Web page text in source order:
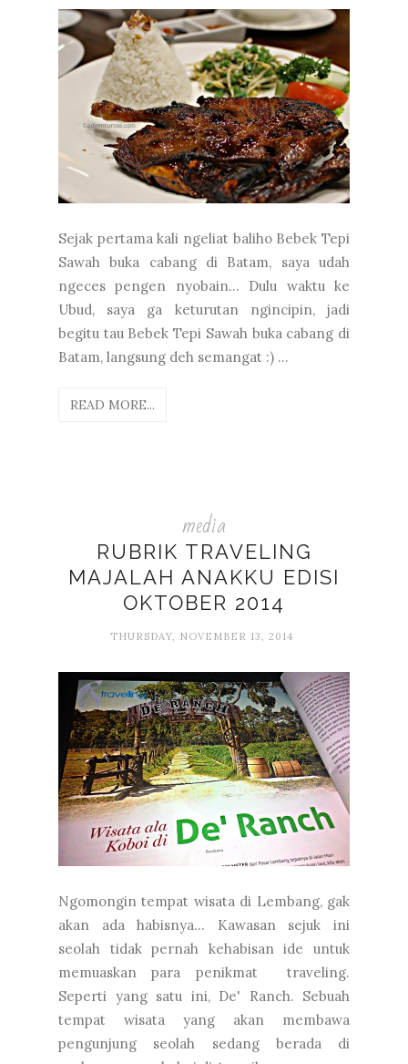
Sejak pertama kali ngeliat baliho Bebek Tepi
Sawah buka cabang di Batam, saya udah
ngeces pengen nyobain... Dulu waktu ke
Ubud, saya ga keturutan ngincipin, jadi
begitu tau Bebek Tepi Sawah buka cabang di
Batam, langsung deh semangat :) ...
READ MORE...
media
RUBRIK TRAVELING
MAJALAH ANAKKU EDISI
OKTOBER 2014
THURSDAY, NOVEMBER 13, 2014
Ngomongin tempat wisata di Lembang, gak
akan ada habisnya... Kawasan sejuk ini
seolah tidak pernah kehabisan ide untuk
memuaskan para penikmat traveling.
Seperti yang satu ini, De' Ranch. Sebuah
tempat wisata yang akan membawa
pengunjung seolah sedang berada di